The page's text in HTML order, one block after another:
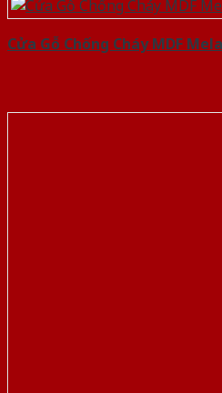
Cửa Gỗ Chống Cháy MDF